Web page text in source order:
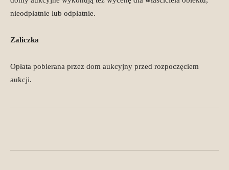
nieodpłatnie lub odpłatnie.
Zaliczka
Opłata pobierana przez dom aukcyjny przed rozpoczęciem
aukcji.